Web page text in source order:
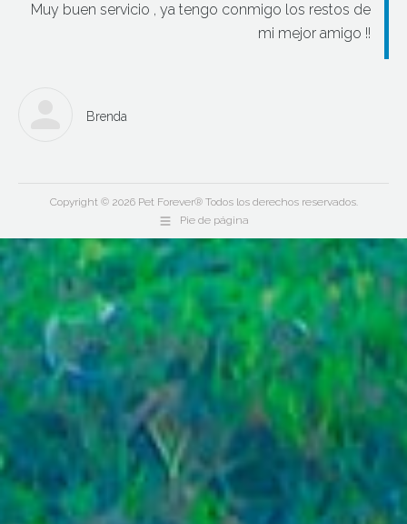
Muy buen servicio , ya tengo conmigo los restos de
mi mejor amigo !!
Brenda
Copyright © 2026 Pet Forever® Todos los derechos reservados.
Pie de página